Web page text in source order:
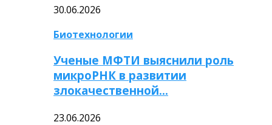
30.06.2026
Биотехнологии
Ученые МФТИ выяснили роль
микроРНК в развитии
злокачественной…
23.06.2026